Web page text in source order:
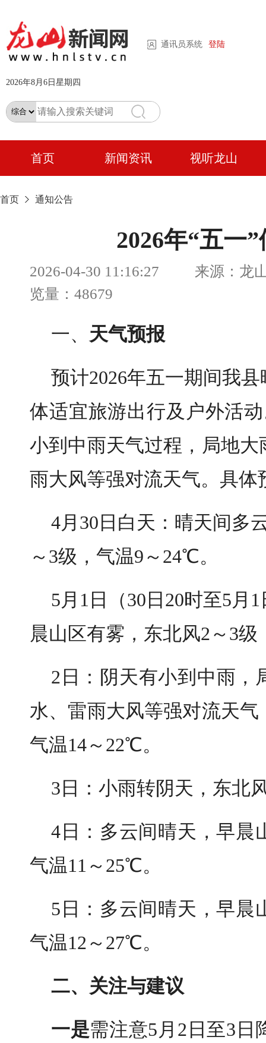
通讯员系统 登陆
2026年8月6日星期四
首页 新闻资讯 视听龙山
首页 通知公告
2026年“五一
2026-04-30 11:16:27 来源：龙
览量：48679
一、 天气预报
预计2026年五一期间我
体适宜旅游出行及户外活
小到中雨天气过程，局地
雨大风等强对流天气。具体
4月30日白天：晴天间多
～3级，气温9～24℃。
5月1日（30日20时至5月
晨山区有雾，东北风2～3
2日：阴天有小到中雨，
水、雷雨大风等强对流天
气温14～22℃。
3日：小雨转阴天，东北
4日：多云间晴天，早晨
气温11～25℃。
5日：多云间晴天，早晨
气温12～27℃。
二、关注与建议
一是需注意5月2日至3日